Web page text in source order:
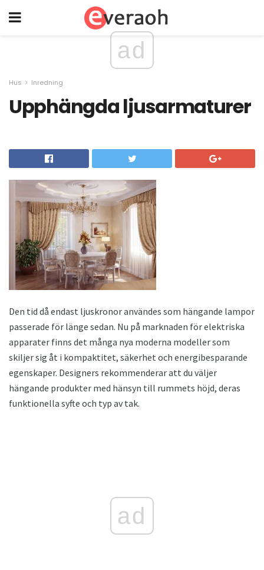
ad
Hus Inredning
Upphängda ljusarmaturer
Den tid då endast ljuskronor användes som hängande lampor
passerade för länge sedan. Nu på marknaden för elektriska
apparater finns det många nya moderna modeller som
skiljer sig åt i kompaktitet, säkerhet och energibesparande
egenskaper. Designers rekommenderar att du väljer
hängande produkter med hänsyn till rummets höjd, deras
funktionella syfte och typ av tak.
ad